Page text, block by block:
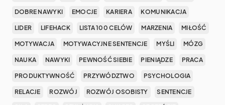
DOBRE NAWYKI EMOCJE KARIERA KOMUNIKACJA
LIDER LIFEHACK LISTA 100 CELÓW MARZENIA MIŁOŚĆ
MOTYWACJA MOTYWACYJNE SENTENCJE MYŚLI MÓZG
NAUKA NAWYKI PEWNOŚĆ SIEBIE PIENIĄDZE PRACA
PRODUKTYWNOŚĆ PRZYWÓDZTWO PSYCHOLOGIA
RELACJE ROZWÓJ ROZWÓJ OSOBISTY SENTENCJE